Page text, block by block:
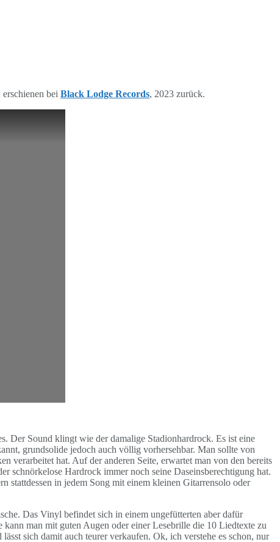
bei Black Lodge Records, 2023 zurück.
Der Sound klingt wie der damalige Stadionhardrock. Es ist eine
grundsolide jedoch auch völlig vorhersehbar. Man sollte von
verarbeitet hat. Auf der anderen Seite, erwartet man von den bereits
schnörkelose Hardrock immer noch seine Daseinsberechtigung hat.
stattdessen in jedem Song mit einem kleinen Gitarrensolo oder
Das Vinyl befindet sich in einem ungefütterten aber dafür
man mit guten Augen oder einer Lesebrille die 10 Liedtexte zu
sich damit auch teurer verkaufen. Ok, ich verstehe es schon, nur